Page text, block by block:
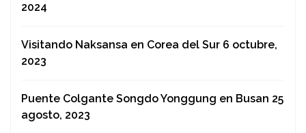
2024
Visitando Naksansa en Corea del Sur 6 octubre,
2023
Puente Colgante Songdo Yonggung en Busan 25
agosto, 2023